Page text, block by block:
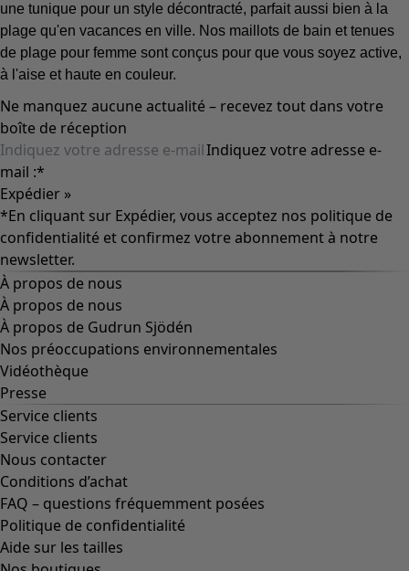
une tunique pour un style décontracté, parfait aussi bien à la
plage qu'en vacances en ville. Nos maillots de bain et tenues
de plage pour femme sont conçus pour que vous soyez active,
à l'aise et haute en couleur.
Ne manquez aucune actualité – recevez tout dans votre
boîte de réception
Indiquez votre adresse e-
mail :*
Expédier »
*En cliquant sur Expédier, vous acceptez nos politique de
confidentialité et confirmez votre abonnement à notre
newsletter.
À propos de nous
À propos de nous
À propos de Gudrun Sjödén
Nos préoccupations environnementales
Vidéothèque
Presse
Service clients
Service clients
Nous contacter
Conditions d’achat
FAQ – questions fréquemment posées
Politique de confidentialité
Aide sur les tailles